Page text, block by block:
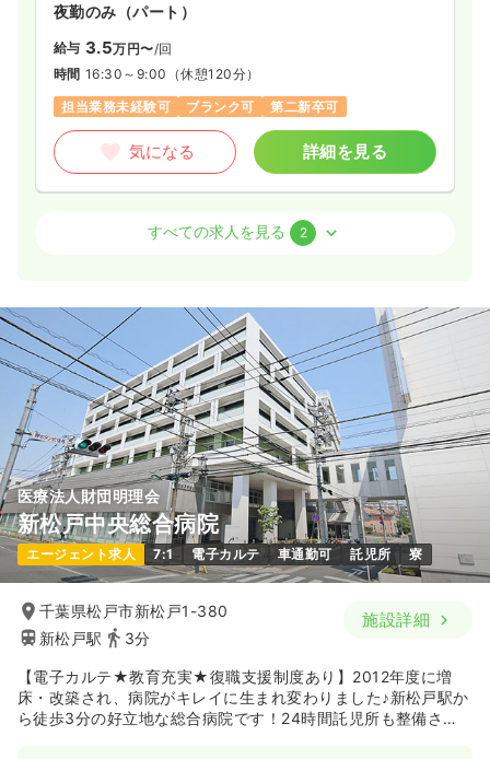
※経験4年の例
時間
4週8休以上
ブランク可 月給38万円以上可
気になる 詳細を見る
日勤のみ（常勤） 一時募集休止
給与 21.7万円〜/月 賞与3.85ヶ月
※経験5年の例
8:30～17:00
4週8休以上
ブランク可 月給25万円以上可
気になる 詳細を見る
救急外来正看護師 一般病院
2交代（常勤）
35.0
※経験4年の例
時間 8:30～17:00
4週8休以上
ブランク可 月給38万円以上可
夜勤のみ（パート）
給与 3.5万円〜/回
時間 16:30～9:00 （休憩120分）
担当業務未経験可
ブランク可 第二新卒可
気になる 詳細を見る
正看護師 / 管理職
給与 44.1〜47.0 万円/月 賞与3.4ヶ月
※一例
時間 8:30～17:00（休憩60分）
4週8休以上
担当業務未経験可 ブランク可
第二新卒可
月給40万円以上可
気になる 詳細を見る
外来正・准看護師 精神科病院
日勤のみ（常勤）
給与 27.1 万円〜/月
※経験10年の例
日祝休み
4週8休以上 ブランク可
第二新卒可
月給32万円以上可
すべての求人を見る 2
医療法人財団明理会
新松戸中央総合病院
エージェント求人 7:1 電子カルテ 車通勤可 託児所 寮
千葉県松戸市新松戸1-380
新松戸駅
3分
施設詳細
【電子カルテ★教育充実★復職支援制度あり】2012年度に増
床・改築され、病院がキレイに生まれ変わりました♪新松戸駅か
ら徒歩3分の好立地な総合病院です！24時間託児所も整備され